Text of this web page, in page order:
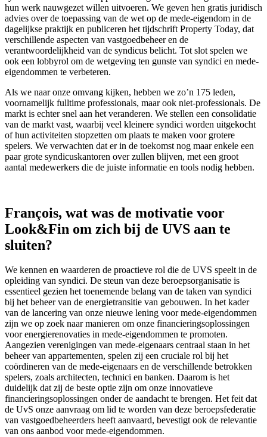
hun werk nauwgezet willen uitvoeren. We geven hen gratis juridisch
advies over de toepassing van de wet op de mede-eigendom in de
dagelijkse praktijk en publiceren het tijdschrift Property Today, dat
verschillende aspecten van vastgoedbeheer en de
verantwoordelijkheid van de syndicus belicht. Tot slot spelen we
ook een lobbyrol om de wetgeving ten gunste van syndici en mede-
eigendommen te verbeteren.
Als we naar onze omvang kijken, hebben we zo’n 175 leden,
voornamelijk fulltime professionals, maar ook niet-professionals. De
markt is echter snel aan het veranderen. We stellen een consolidatie
van de markt vast, waarbij veel kleinere syndici worden uitgekocht
of hun activiteiten stopzetten om plaats te maken voor grotere
spelers. We verwachten dat er in de toekomst nog maar enkele een
paar grote syndicuskantoren over zullen blijven, met een groot
aantal medewerkers die de juiste informatie en tools nodig hebben.
François, wat was de motivatie voor
Look&Fin om zich bij de UVS aan te
sluiten?
We kennen en waarderen de proactieve rol die de UVS speelt in de
opleiding van syndici. De steun van deze beroepsorganisatie is
essentieel gezien het toenemende belang van de taken van syndici
bij het beheer van de energietransitie van gebouwen. In het kader
van de lancering van onze nieuwe lening voor mede-eigendommen
zijn we op zoek naar manieren om onze financieringsoplossingen
voor energierenovaties in mede-eigendommen te promoten.
Aangezien verenigingen van mede-eigenaars centraal staan in het
beheer van appartementen, spelen zij een cruciale rol bij het
coördineren van de mede-eigenaars en de verschillende betrokken
spelers, zoals architecten, technici en banken. Daarom is het
duidelijk dat zij de beste optie zijn om onze innovatieve
financieringsoplossingen onder de aandacht te brengen. Het feit dat
de UvS onze aanvraag om lid te worden van deze beroepsfederatie
van vastgoedbeheerders heeft aanvaard, bevestigt ook de relevantie
van ons aanbod voor mede-eigendommen.